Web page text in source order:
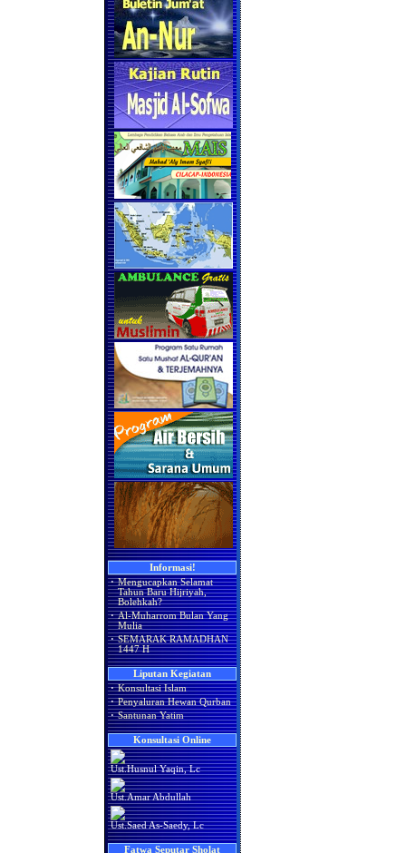
Informasi!
· Mengucapkan Selamat
Tahun Baru Hijriyah,
Bolehkah?
· Al-Muharrom Bulan Yang
Mulia
· SEMARAK RAMADHAN
1447 H
Liputan Kegiatan
· Konsultasi Islam
· Penyaluran Hewan Qurban
· Santunan Yatim
Konsultasi Online
Ust.Husnul Yaqin, Lc
Ust.Amar Abdullah
Ust.Saed As-Saedy, Lc
Fatwa Seputar Sholat